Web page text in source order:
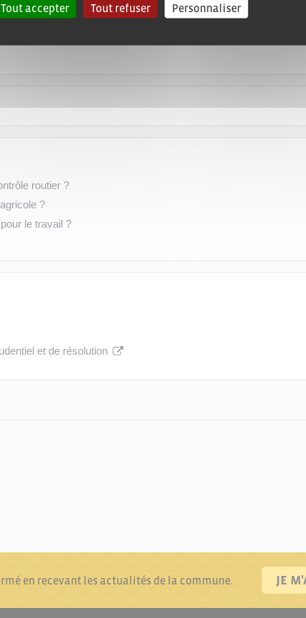
routier ?
?
le travail ?
et de résolution
en recevant les actualités de la commune. JE
Tout accepter Tout refuser Personnaliser